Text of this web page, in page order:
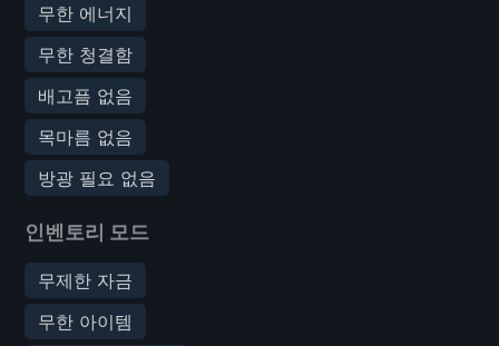
무한 에너지
무한 청결함
배고픔 없음
목마름 없음
방광 필요 없음
인벤토리 모드
무제한 자금
무한 아이템